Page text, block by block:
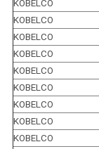
KOBELCO
KOBELCO
KOBELCO
KOBELCO
KOBELCO
KOBELCO
KOBELCO
KOBELCO
KOBELCO